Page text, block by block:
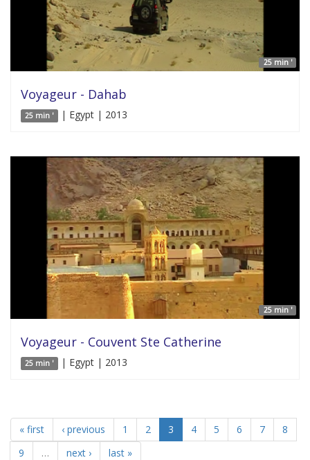
25 min '
Voyageur - Dahab
25 min ' | Egypt | 2013
25 min '
Voyageur - Couvent Ste Catherine
25 min ' | Egypt | 2013
« first ‹ previous 1 2 3 4 5 6 7
8
9
… next › last »